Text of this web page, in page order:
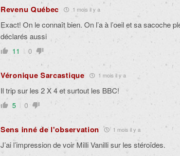
Revenu Québec 1 mois il y a
Exact! On le connaît bien. On l’a à l’oeil et sa sacoche
déclarés aussi
11 0
Véronique Sarcastique 1 mois il y a
Il trip sur les 2 X 4 et surtout les BBC!
5 0
Sens inné de l'observation 1 mois il y a
J’ai l’impression de voir Milli Vanilli sur les stéroïdes.